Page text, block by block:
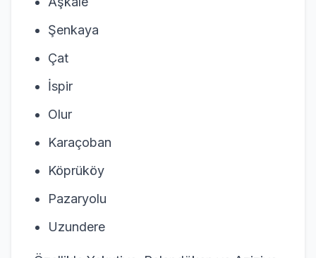
Şenkaya
Çat
İspir
Olur
Karaçoban
Köprüköy
Pazaryolu
Uzundere